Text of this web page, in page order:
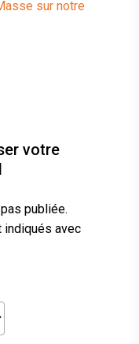
sur notre
votre
publiée.
indiqués avec